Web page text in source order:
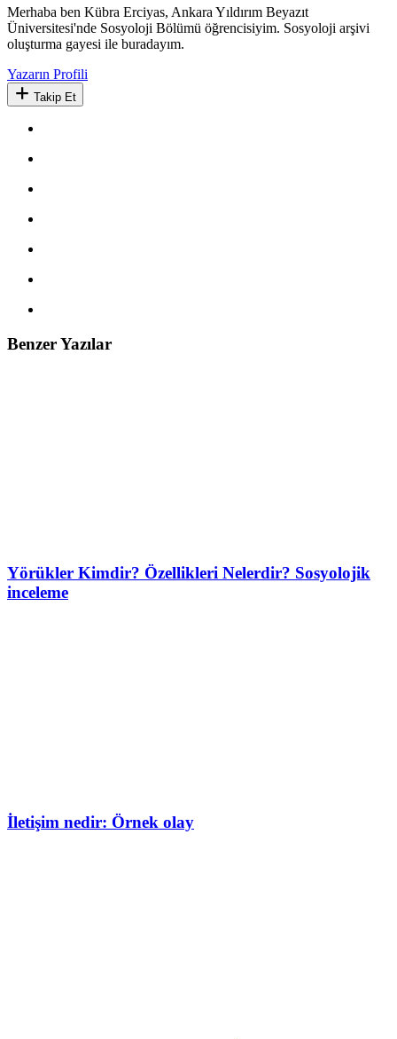
Merhaba ben Kübra Erciyas, Ankara Yıldırım Beyazıt
Üniversitesi'nde Sosyoloji Bölümü öğrencisiyim. Sosyoloji arşivi
oluşturma gayesi ile buradayım.
Yazarın Profili
Takip Et
Benzer Yazılar
Yörükler Kimdir? Özellikleri Nelerdir? Sosyolojik
inceleme
İletişim nedir: Örnek olay